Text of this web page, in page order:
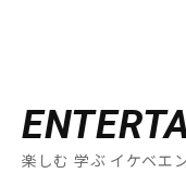
楽しむ 学ぶ イケベエ